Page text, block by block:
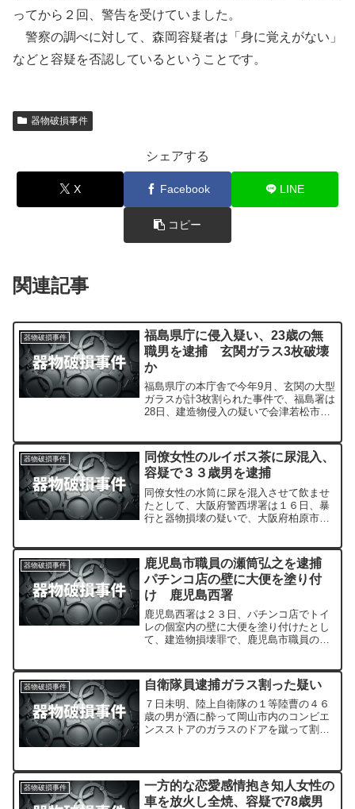
ってから２回、警告を受けていました。
警察の調べに対して、森岡容疑者は「身に覚えがない」
などと容疑を否認しているということです。
器物破損事件
シェアする
X Facebook LINE
コピー
関連記事
器物破損事件
福島県庁に侵入疑い、23歳の無
職男を逮捕 玄関ガラス3枚破壊
か
福島県庁の本庁舎で今年9月、玄関の大型
ガラスが計3枚割られた事件で、福島署は
28日、建造物侵入の疑いで会津若松市の
器物破損事件
同僚女性のルイボス茶に尿混入、
容疑で３３歳男を逮捕
同僚女性の水筒に尿を混入させて飲ませ
たとして、大阪府警西堺署は１６日、暴
行と器物損壊の疑いで、大阪府柏原市上
器物破損事件
鹿児島市職員の瀬筒弘之を逮捕
パチンコ店の壁に大便を塗り付
け 鹿児島西署
鹿児島西署は２３日、パチンコ店でトイ
レの個室内の壁に大便を塗り付けたとし
て、建造物損壊罪で、鹿児島市職員の瀬
器物破損事件 自衛隊員逮捕ガラス割った疑い
７日未明、陸上自衛隊の１等陸曹の４６
歳の男が酒に酔って岡山市内のコンビエ
ンスストアのガラスのドアを蹴って割っ
器物破損事件
一方的な恋愛感情抱き知人女性の
車を放火し全焼、容疑で78歳男